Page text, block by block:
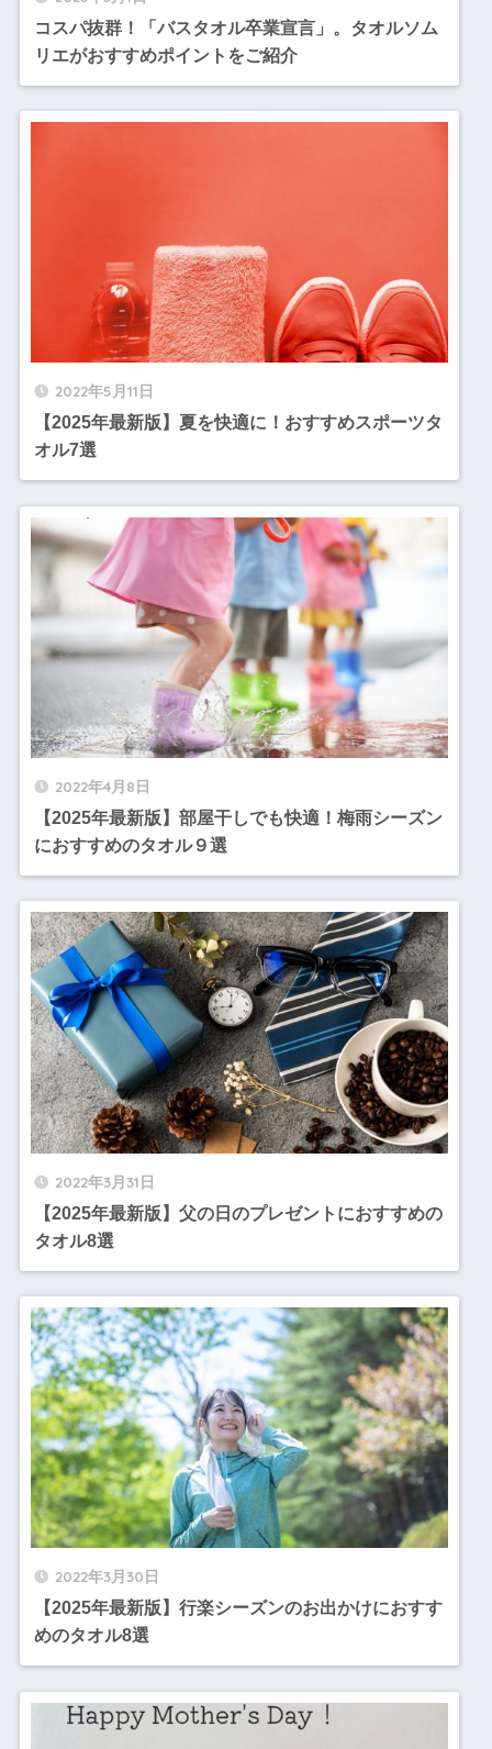
コスパ抜群！「バスタオル卒業宣言」。タオルソム
リエがおすすめポイントをご紹介
2022年5月11日
【2025年最新版】夏を快適に！おすすめスポーツタ
オル7選
2022年4月8日
【2025年最新版】部屋干しでも快適！梅雨シーズン
におすすめのタオル９選
2022年3月31日
【2025年最新版】父の日のプレゼントにおすすめの
タオル8選
2022年3月30日
【2025年最新版】行楽シーズンのお出かけにおすす
めのタオル8選